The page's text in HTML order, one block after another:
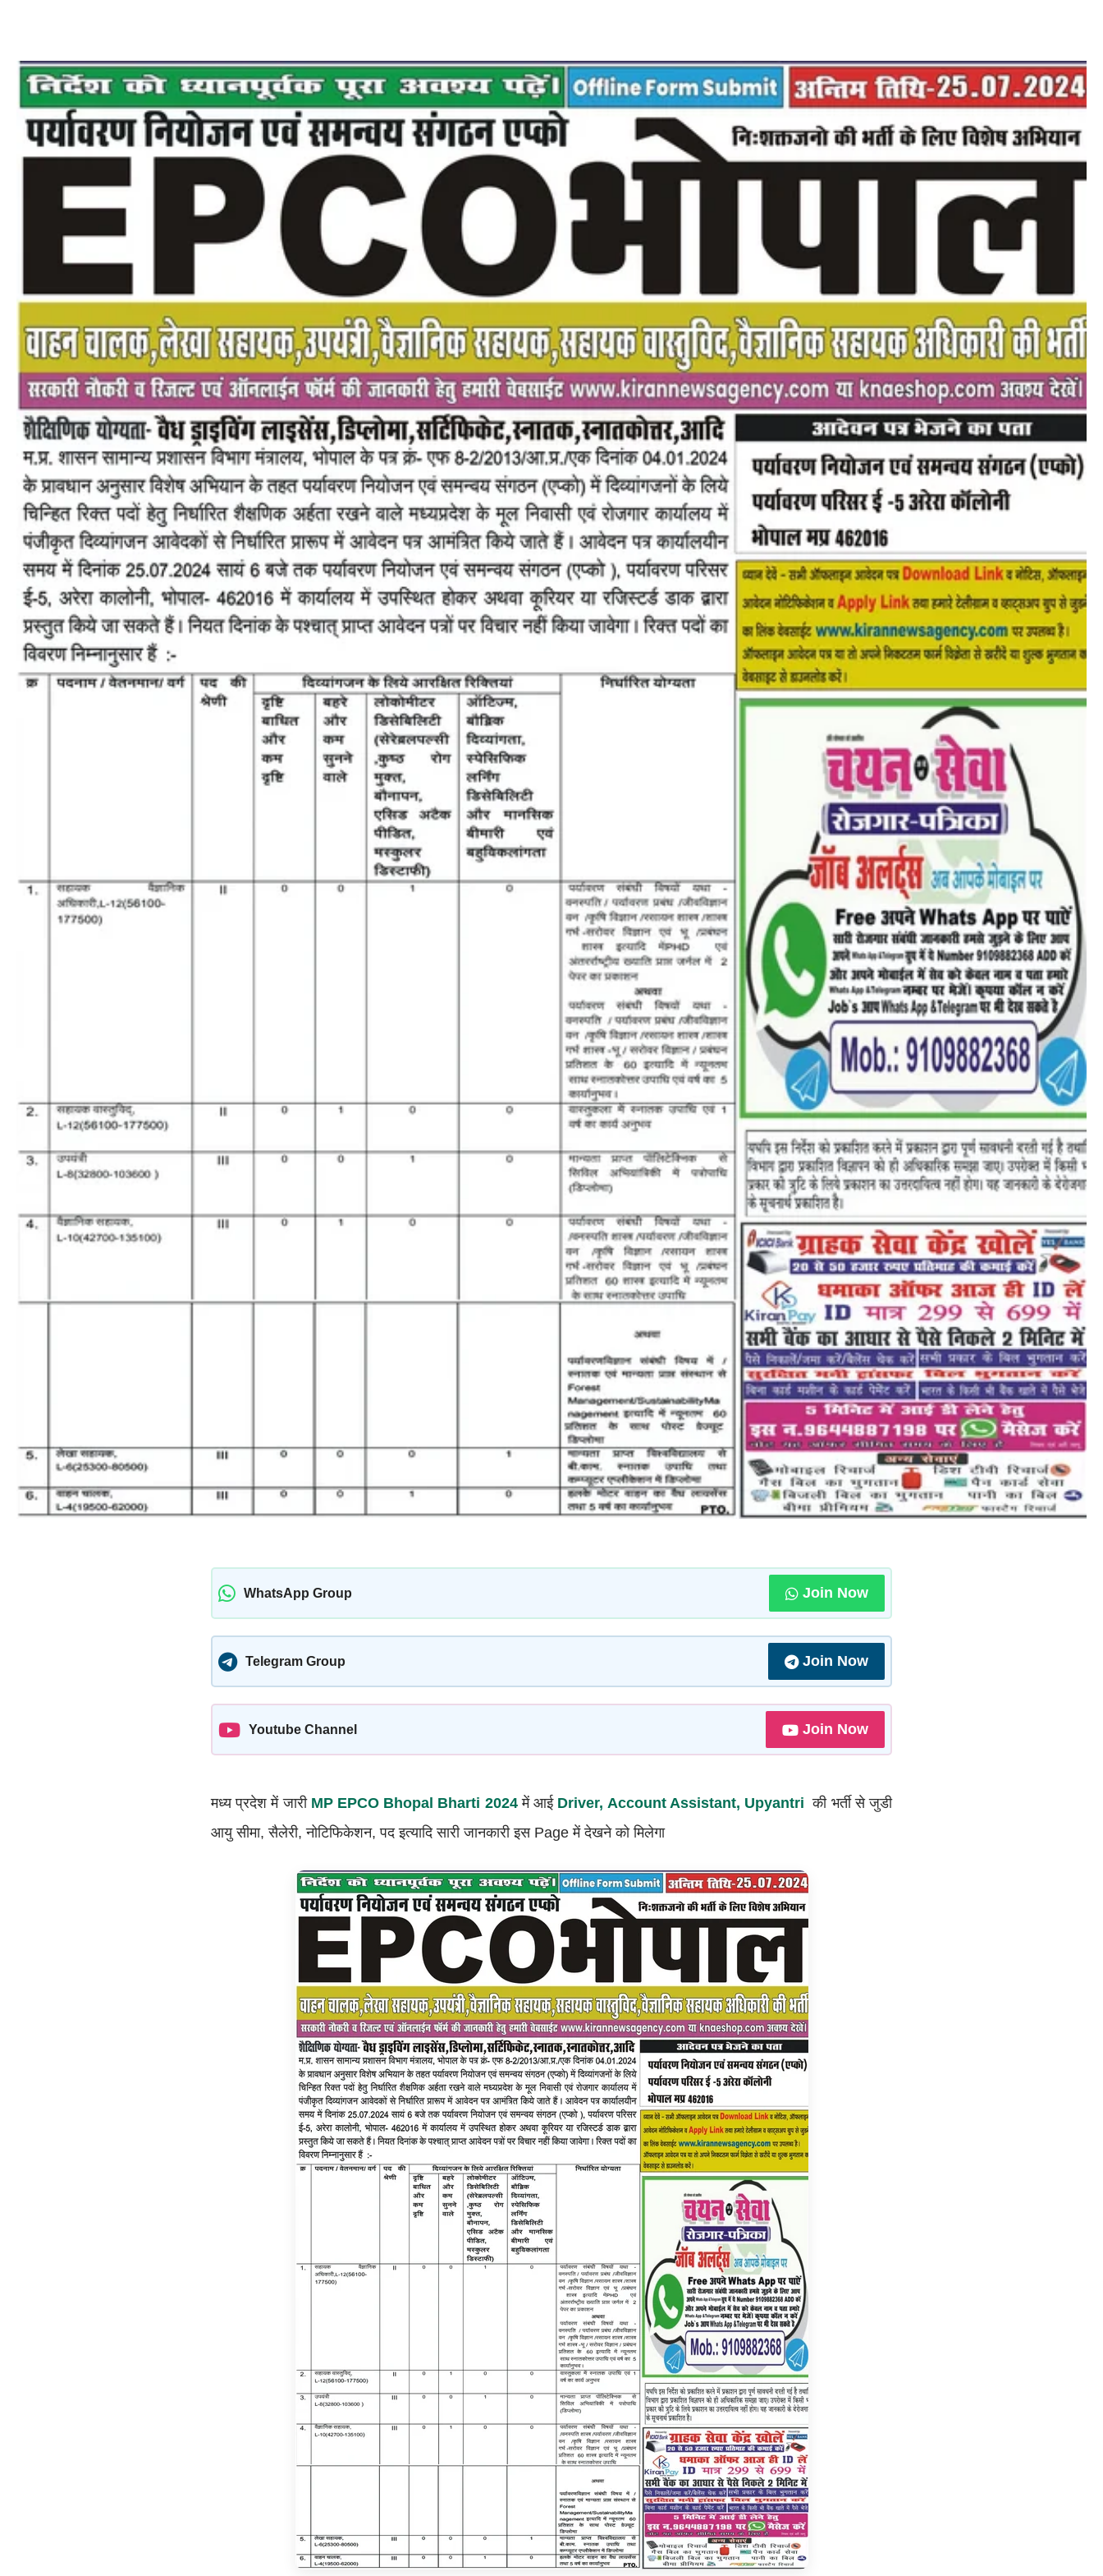
WhatsApp Group Join Now
Telegram Group Join Now
Youtube Channel Join Now
मध्य प्रदेश में जारी MP EPCO Bhopal Bharti 2024में आई Driver, Account Assistant, Upyantri की भर्ती से जुडी
आयु सीमा, सैलेरी, नोटिफिकेशन, पद इत्यादि सारी जानकारी इस Page में देखने को मिलेगा